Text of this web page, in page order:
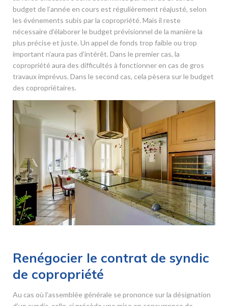
budget de l’année en cours est régulièrement réajusté, selon
les événements subis par la copropriété. Mais il reste
nécessaire d’élaborer le budget prévisionnel de la manière la
plus précise et juste. Un appel de fonds trop faible ou trop
important n’aura pas d’intérêt. Dans le premier cas, la
copropriété aura des difficultés à fonctionner en cas de gros
travaux imprévus. Dans le second cas, cela pèsera sur le budget
des copropriétaires.
Renégocier le contrat de syndic
de copropriété
Au cas où l’assemblée générale se prononce sur la désignation